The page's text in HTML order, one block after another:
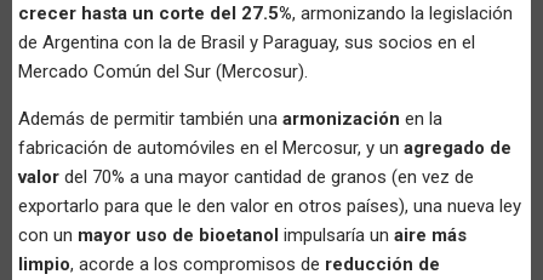
crecer hasta un corte del 27.5%, armonizando la legislación
de Argentina con la de Brasil y Paraguay, sus socios en el
Mercado Común del Sur (Mercosur).
Además de permitir también una armonización en la
fabricación de automóviles en el Mercosur, y un agregado de
valor del 70% a una mayor cantidad de granos (en vez de
exportarlo para que le den valor en otros países), una nueva ley
con un mayor uso de bioetanol impulsaría un aire más
limpio, acorde a los compromisos de reducción de